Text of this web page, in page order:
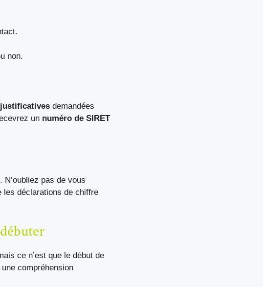
non.
demandées
un numéro de SIRET
. N’oubliez pas de vous
les déclarations de chiffre
ce n’est que le début de
compréhension